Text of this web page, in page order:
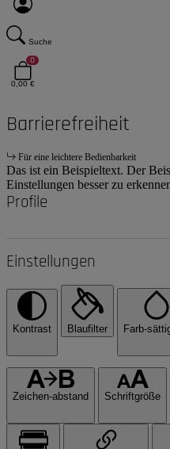
Suche
0
0,00 €
Barrierefreiheit
Für eine leichtere Bedienbarkeit
Das ist ein Beispieltext. Der
Einstellungen besser zu
Profile
Einstellungen
Kontrast Blaufilter Farb-
Zeichen-abstand Schriftgröße